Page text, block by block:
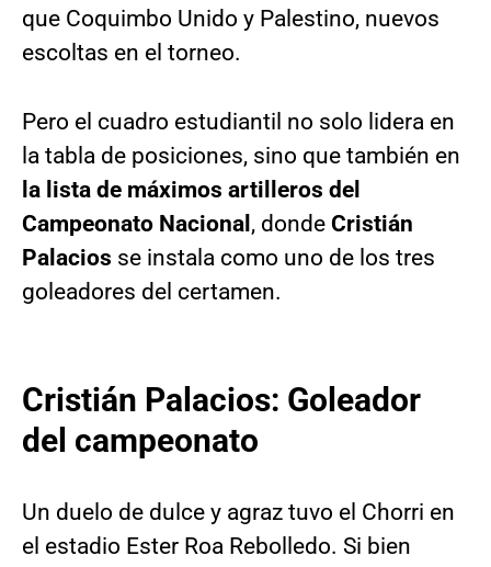
que Coquimbo Unido y Palestino, nuevos
escoltas en el torneo.
Pero el cuadro estudiantil no solo lidera en
la tabla de posiciones, sino que también en
la lista de máximos artilleros del
Campeonato Nacional , donde Cristián
Palacios se instala como uno de los tres
goleadores del certamen.
Cristián Palacios: Goleador
del campeonato
Un duelo de dulce y agraz tuvo el Chorri en
el estadio Ester Roa Rebolledo. Si bien